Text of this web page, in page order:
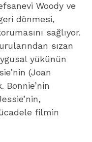
Woody ve
dönmesi,
sağlıyor.
sızan
yükünün
(Joan
Bonnie’nin
filmin